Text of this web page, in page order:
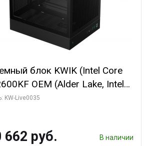
блок KWIK (Intel Core
OEM (Alder Lake, Intel
4EC/6PC// 64 ГБ ОЗУ/ Ninja
KW-Live0035
662 руб. В наличии